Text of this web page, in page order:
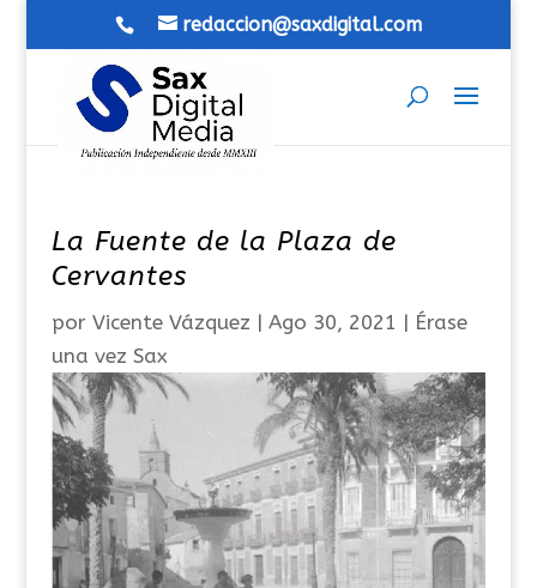
redaccion@saxdigital.com
La Fuente de la Plaza de
Cervantes
por Vicente Vázquez | Ago 30, 2021 | Érase
una vez Sax